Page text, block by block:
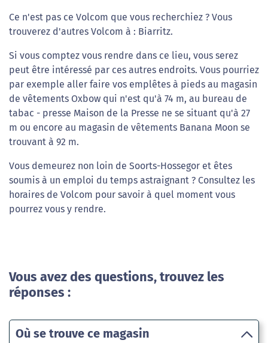
Ce n'est pas ce Volcom que vous recherchiez ? Vous
trouverez d'autres Volcom à : Biarritz.
Si vous comptez vous rendre dans ce lieu, vous serez
peut être intéressé par ces autres endroits. Vous pourriez
par exemple aller faire vos emplêtes à pieds au magasin
de vêtements Oxbow qui n'est qu'à 74 m, au bureau de
tabac - presse Maison de la Presse ne se situant qu'à 27
m ou encore au magasin de vêtements Banana Moon se
trouvant à 92 m.
Vous demeurez non loin de Soorts-Hossegor et êtes
soumis à un emploi du temps astraignant ? Consultez les
horaires de Volcom pour savoir à quel moment vous
pourrez vous y rendre.
Vous avez des questions, trouvez les
réponses :
Où se trouve ce magasin